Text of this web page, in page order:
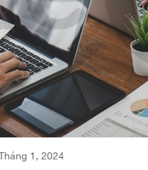
1, 2024